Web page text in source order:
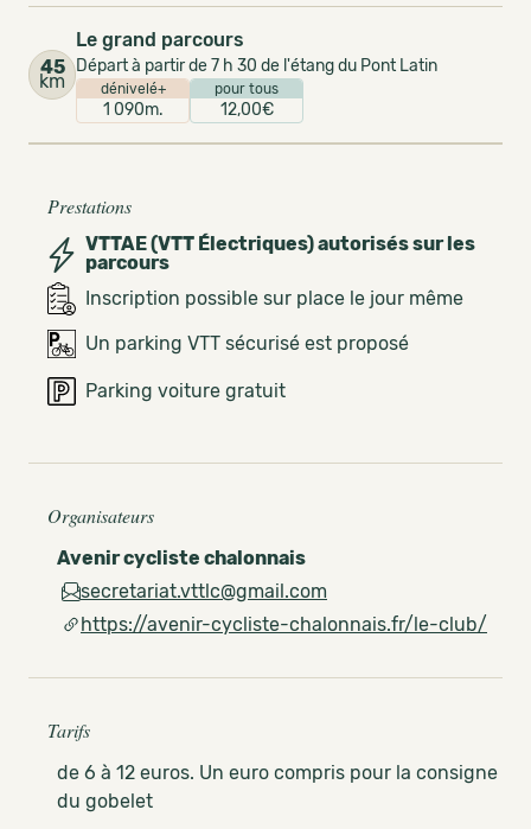
45
km
Le grand parcours
Départ à partir de 7 h 30 de l'étang du Pont Latin
dénivelé+
1 090m.
pour tous
12,00€
Prestations
VTTAE (VTT Électriques) autorisés sur les
parcours
Inscription possible sur place le jour même
Un parking VTT sécurisé est proposé
Parking voiture gratuit
Organisateurs
Avenir cycliste chalonnais
secretariat.vttlc@gmail.com
https://avenir-cycliste-chalonnais.fr/le-club/
Tarifs
de 6 à 12 euros. Un euro compris pour la consigne
du gobelet